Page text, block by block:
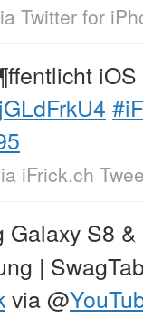
Twitter for
iFrick.ch
Galaxy S8
|
via@